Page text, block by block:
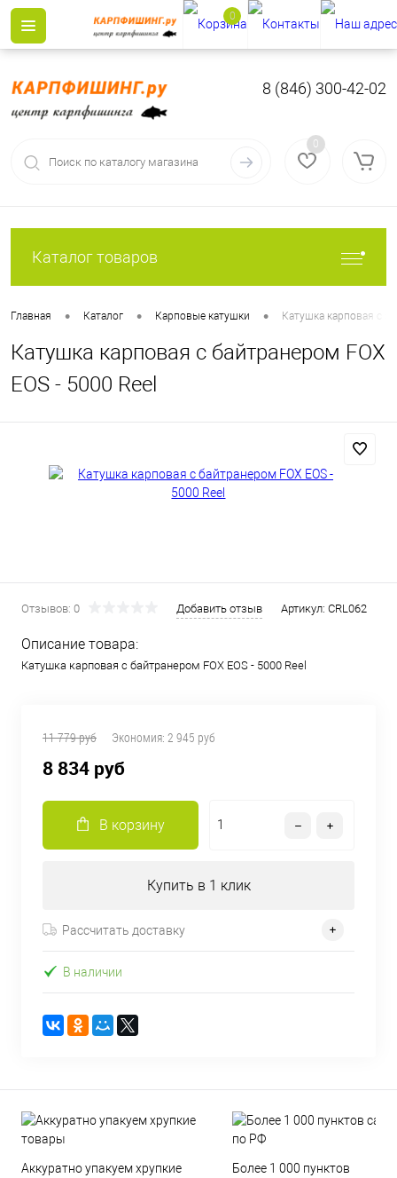
8 (846) 300-42-02
0
Каталог товаров
Главная • Каталог • Карповые катушки • Катушка карповая с
Катушка карповая с байтранером FOX
EOS - 5000 Reel
Отзывов: 0 Добавить отзыв Артикул: CRL062
Описание товара:
Катушка карповая с байтранером FOX EOS - 5000 Reel
11 779 руб Экономия: 2 945 руб
8 834 руб
В корзину
Купить в 1 клик
Рассчитать доставку
В наличии
Аккуратно упакуем хрупкие
Более 1 000 пунктов
0